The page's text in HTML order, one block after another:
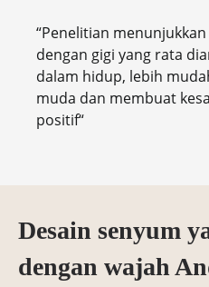
“Penelitian
dengan gigi yang rata
dalam hidup, lebih
muda dan membuat
positif“
Desain senyum
dengan wajah